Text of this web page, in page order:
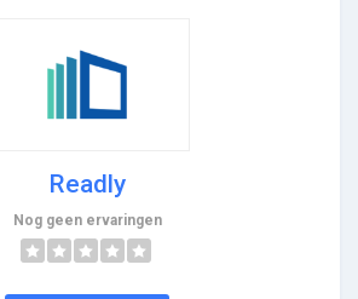
Readly
Nog geen ervaringen